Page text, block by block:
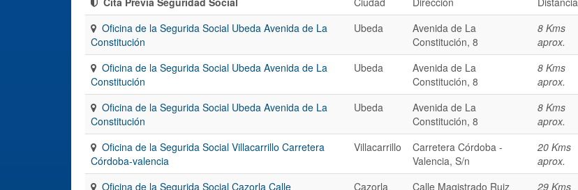
Oficina de la Segurida Social Ubeda Avenida de La
Constitución
Ubeda
Avenida de La
Constitución, 8
8 Kms
aprox.
Oficina de la Segurida Social Ubeda Avenida de La
Constitución
Ubeda
Avenida de La
Constitución, 8
8 Kms
aprox.
Oficina de la Segurida Social Ubeda Avenida de La
Constitución
Ubeda
Avenida de La
Constitución, 8
8 Kms
aprox.
Oficina de la Segurida Social Villacarrillo Carretera
Córdoba-valencia
Villacarrillo
Carretera Córdoba -
Valencia, S/n
20 Kms
aprox.
Oficina de la Segurida Social Cazorla Calle
Cazorla
Calle Magistrado Ruiz
29 Kms